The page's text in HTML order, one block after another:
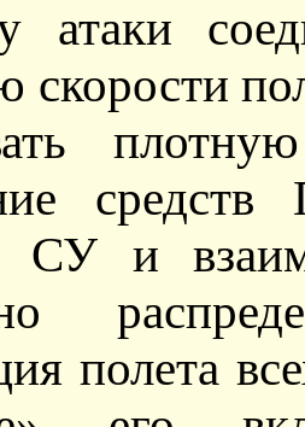
атаки
скорости
СУ и
полета